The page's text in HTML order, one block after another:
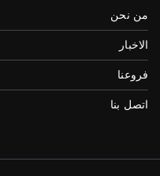
من نحن
الاخبار
فروعنا
اتصل بنا